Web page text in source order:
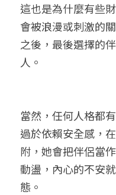
這也是為什麼有些
會被浪漫或刺激的
之後，最後選擇的
人。
當然，任何人格都
過於依賴安全感，
附，她會把伴侶當
動盪，內心的不安
態。